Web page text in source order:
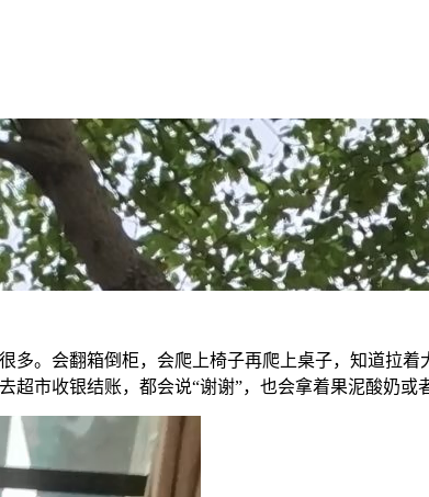
多。会翻箱倒柜，会爬上椅子再爬上桌子，知道拉
市收银结账，都会说“谢谢”，也会拿着果泥酸奶或